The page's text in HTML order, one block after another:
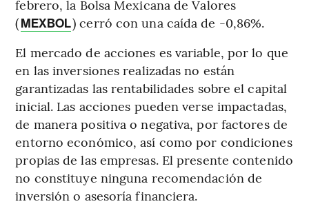
febrero, la Bolsa Mexicana de Valores
(MEXBOL) cerró con una caída de -0,86%.
El mercado de acciones es variable, por lo que
en las inversiones realizadas no están
garantizadas las rentabilidades sobre el capital
inicial. Las acciones pueden verse impactadas,
de manera positiva o negativa, por factores de
entorno económico, así como por condiciones
propias de las empresas. El presente contenido
no constituye ninguna recomendación de
inversión o asesoría financiera.